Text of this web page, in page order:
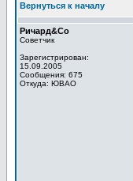
Вернуться к началу
Ричард&Со
Советчик
Зарегистрирован:
15.09.2005
Сообщения: 675
Откуда: ЮВАО